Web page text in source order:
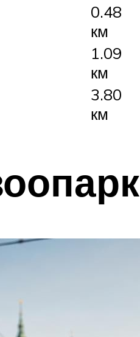
0.48
км
1.09
км
3.80
км